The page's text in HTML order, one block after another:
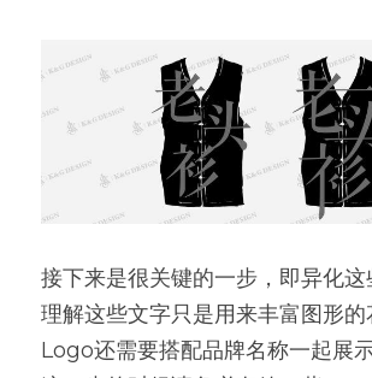
接下来是很关键的一步，即异化
理解这些文字只是用来丰富图形的
Logo还需要搭配品牌名称一起展